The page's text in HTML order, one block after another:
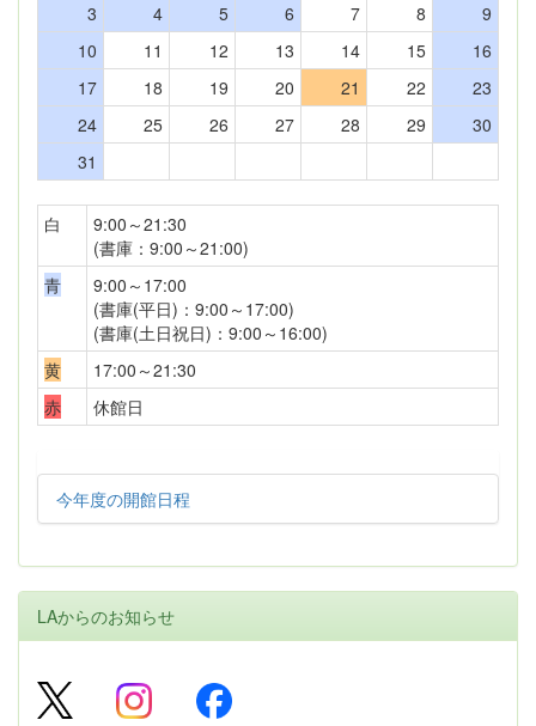
3
4 5 6 7 8
9
10
11 12 13 14 15
16
17
18 19 20 21 22
23
24
25 26 27 28 29
30
31
白
9:00～21:30
(書庫：9:00～21:00)
青
9:00～17:00
(書庫(平日)：9:00～17:00)
(書庫(土日祝日)：9:00～16:00)
黄
17:00～21:30
赤
休館日
今年度の開館日程
LAからのお知らせ